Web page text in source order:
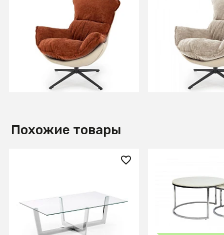
Кресло HALMAR LOBSTER
корица/черный
В КОРЗИНУ
Кресло HALMAR
бежевый/черный
В
Похожие товары
хромированный
В КОРЗИНУ
50 590 ₽
Комлпект 2
Silvy Marble